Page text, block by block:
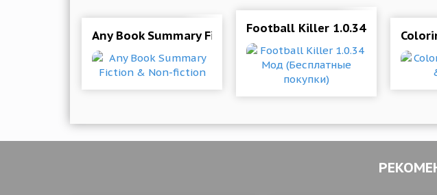
Any Book Summary Fiction & Non-fiction
Football Killer 1.0.34 Мод